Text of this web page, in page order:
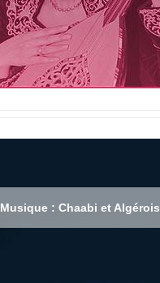
Musique : Chaabi et Algérois